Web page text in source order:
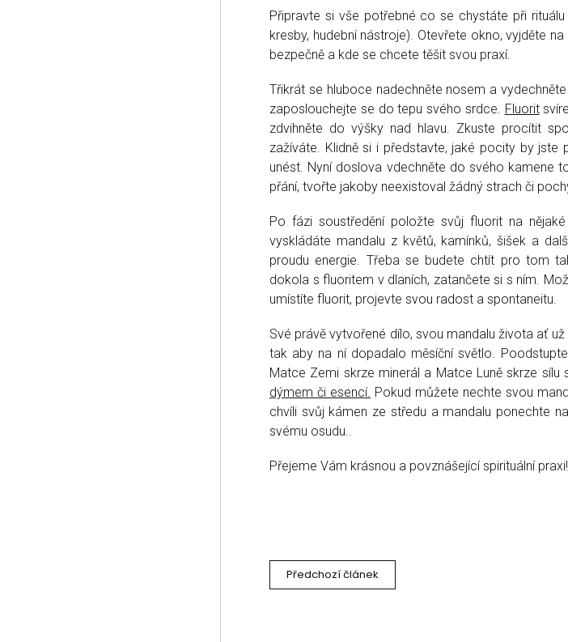
Připravte si vše potřebné co se chystáte při
kresby, hudební nástroje). Otevřete okno, vyjděte
bezpečně a kde se chcete těšit svou praxí.
Třikrát se hluboce nadechněte nosem a
zaposlouchejte se do tepu svého srdce. Fluorit
zdvihněte do výšky nad hlavu. Zkuste procítit
zažíváte. Klidně si i představte, jaké pocity by
unést. Nyní doslova vdechněte do svého kamene
přání, tvořte jakoby neexistoval žádný strach či
Po fázi soustředění položte svůj fluorit na
vyskládáte mandalu z květů, kamínků, šišek a
proudu energie. Třeba se budete chtít pro tom
dokola s fluoritem v dlaních, zatančete si s ním.
umístíte fluorit, projevte svou radost a spontaneitu.
Své právě vytvořené dílo, svou mandalu života ať
tak aby na ní dopadalo měsíční světlo.
Matce Zemi skrze minerál a Matce Luně skrze sílu
dýmem či esencí. Pokud můžete nechte svou
chvíli svůj kámen ze středu a mandalu ponechte
svému osudu..
Přejeme Vám krásnou a povznášející spirituální praxi!
Předchozí článek